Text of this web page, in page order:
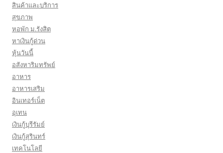
สินค้าและบริการ
สุขภาพ
หอพัก ม.รังสิต
หาเงินกู้ด่วน
หุ้นวันนี้
อสังหาริมทรัพย์
อาหาร
อาหารเสริม
อินเทอร์เน็ต
อุเทน
เงินกู้บุรีรัมย์
เงินกู้สุรินทร์
เทคโนโลยี